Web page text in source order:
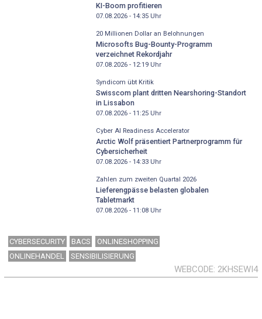
KI-Boom profitieren
07.08.2026 - 14:35Uhr
20 Millionen Dollar an Belohnungen
Microsofts Bug-Bounty-Programm
verzeichnet Rekordjahr
07.08.2026 - 12:19Uhr
Syndicom übt Kritik
Swisscom plant dritten Nearshoring-Standort
in Lissabon
07.08.2026 - 11:25Uhr
Cyber AI Readiness Accelerator
Arctic Wolf präsentiert Partnerprogramm für
Cybersicherheit
07.08.2026 - 14:33Uhr
Zahlen zum zweiten Quartal 2026
Lieferengpässe belasten globalen
Tabletmarkt
07.08.2026 - 11:08Uhr
CYBERSECURITY BACS
ONLINESHOPPING
ONLINEHANDEL
SENSIBILISIERUNG
WEBCODE 2KHSEWI4